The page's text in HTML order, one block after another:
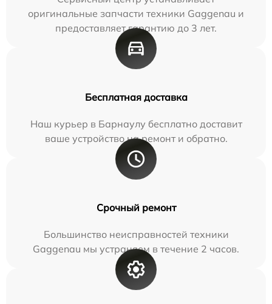
оригинальные запчасти техники Gaggenau и
предоставляет гарантию до 3 лет.
Бесплатная доставка
Наш курьер в Барнаулу бесплатно доставит
ваше устройство на ремонт и обратно.
Срочный ремонт
Большинство неисправностей техники
Gaggenau мы устраняем в течение 2 часов.